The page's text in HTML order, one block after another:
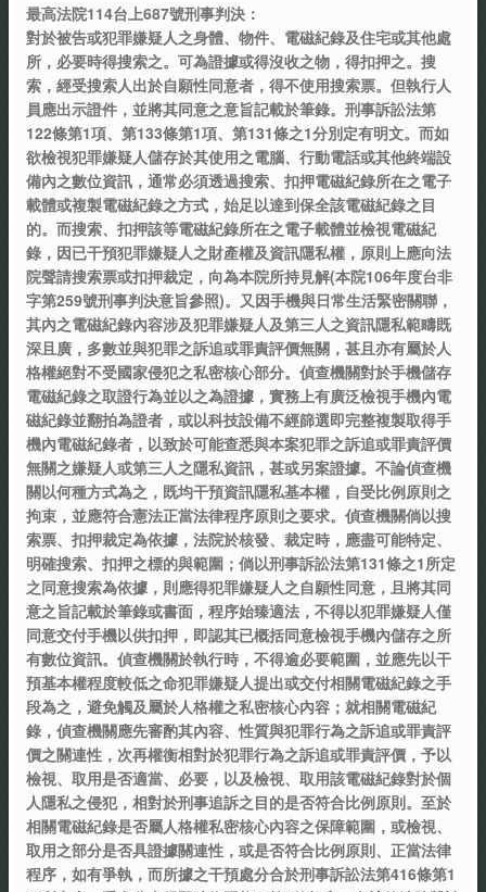
最高法院114台上687號刑事判決：
對於被告或犯罪嫌疑人之身體、物件、電磁紀錄及住宅或其他處
所，必要時得搜索之。可為證據或得沒收之物，得扣押之。搜
索，經受搜索人出於自願性同意者，得不使用搜索票。但執行人
員應出示證件，並將其同意之意旨記載於筆錄。刑事訴訟法第
122條第1項、第133條第1項、第131條之1分別定有明文。而如
欲檢視犯罪嫌疑人儲存於其使用之電腦、行動電話或其他終端設
備內之數位資訊，通常必須透過搜索、扣押電磁紀錄所在之電子
載體或複製電磁紀錄之方式，始足以達到保全該電磁紀錄之目
的。而搜索、扣押該等電磁紀錄所在之電子載體並檢視電磁紀
錄，因已干預犯罪嫌疑人之財產權及資訊隱私權，原則上應向法
院聲請搜索票或扣押裁定，向為本院所持見解(本院106年度台非
字第259號刑事判決意旨參照)。又因手機與日常生活緊密關聯，
其內之電磁紀錄內容涉及犯罪嫌疑人及第三人之資訊隱私範疇既
深且廣，多數並與犯罪之訴追或罪責評價無關，甚且亦有屬於人
格權絕對不受國家侵犯之私密核心部分。偵查機關對於手機儲存
電磁紀錄之取證行為並以之為證據，實務上有廣泛檢視手機內電
磁紀錄並翻拍為證者，或以科技設備不經篩選即完整複製取得手
機內電磁紀錄者，以致於可能查悉與本案犯罪之訴追或罪責評價
無關之嫌疑人或第三人之隱私資訊，甚或另案證據。不論偵查機
關以何種方式為之，既均干預資訊隱私基本權，自受比例原則之
拘束，並應符合憲法正當法律程序原則之要求。偵查機關倘以搜
索票、扣押裁定為依據，法院於核發、裁定時，應盡可能特定、
明確搜索、扣押之標的與範圍；倘以刑事訴訟法第131條之1所定
之同意搜索為依據，則應得犯罪嫌疑人之自願性同意，且將其同
意之旨記載於筆錄或書面，程序始臻適法，不得以犯罪嫌疑人僅
同意交付手機以供扣押，即認其已概括同意檢視手機內儲存之所
有數位資訊。偵查機關於執行時，不得逾必要範圍，並應先以干
預基本權程度較低之命犯罪嫌疑人提出或交付相關電磁紀錄之手
段為之，避免觸及屬於人格權之私密核心內容；就相關電磁紀
錄，偵查機關應先審酌其內容、性質與犯罪行為之訴追或罪責評
價之關連性，次再權衡相對於犯罪行為之訴追或罪責評價，予以
檢視、取用是否適當、必要，以及檢視、取用該電磁紀錄對於個
人隱私之侵犯，相對於刑事追訴之目的是否符合比例原則。至於
相關電磁紀錄是否屬人格權私密核心內容之保障範圍，或檢視、
取用之部分是否具證據關連性，或是否符合比例原則、正當法律
程序，如有爭執，而所據之干預處分合於刑事訴訟法第416條第1